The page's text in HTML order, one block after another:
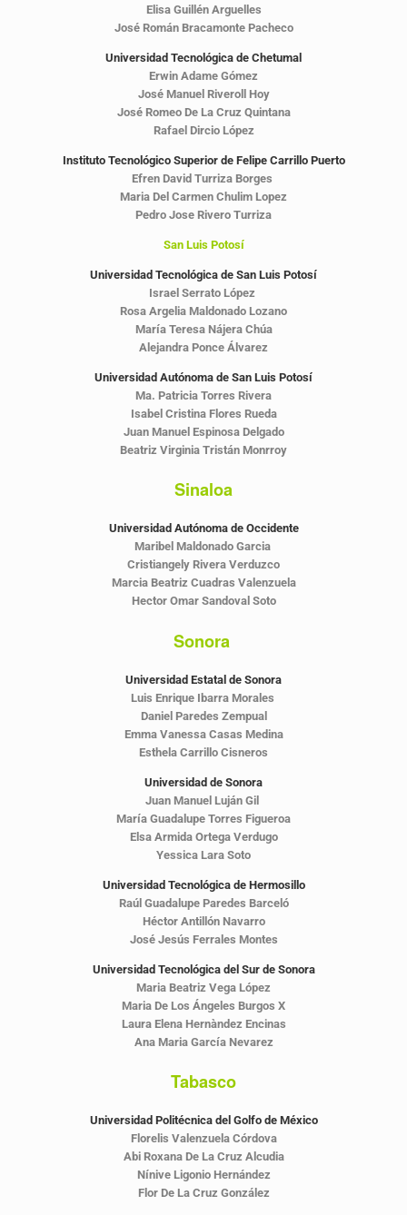
Elisa Guillén Arguelles
José Román Bracamonte Pacheco
Universidad Tecnológica de Chetumal
Erwin Adame Gómez
José Manuel Riveroll Hoy
José Romeo De La Cruz Quintana
Rafael Dircio López
Instituto Tecnológico Superior de Felipe Carrillo Puerto
Efren David Turriza Borges
Maria Del Carmen Chulim Lopez
Pedro Jose Rivero Turriza
San Luis Potosí
Universidad Tecnológica de San Luis Potosí
Israel Serrato López
Rosa Argelia Maldonado Lozano
María Teresa Nájera Chúa
Alejandra Ponce Álvarez
Universidad Autónoma de San Luis Potosí
Ma. Patricia Torres Rivera
Isabel Cristina Flores Rueda
Juan Manuel Espinosa Delgado
Beatriz Virginia Tristán Monrroy
Sinaloa
Universidad Autónoma de Occidente
Maribel Maldonado Garcia
Cristiangely Rivera Verduzco
Marcia Beatriz Cuadras Valenzuela
Hector Omar Sandoval Soto
Sonora
Universidad Estatal de Sonora
Luis Enrique Ibarra Morales
Daniel Paredes Zempual
Emma Vanessa Casas Medina
Esthela Carrillo Cisneros
Universidad de Sonora
Juan Manuel Luján Gil
María Guadalupe Torres Figueroa
Elsa Armida Ortega Verdugo
Yessica Lara Soto
Universidad Tecnológica de Hermosillo
Raúl Guadalupe Paredes Barceló
Héctor Antillón Navarro
José Jesús Ferrales Montes
Universidad Tecnológica del Sur de Sonora
Maria Beatriz Vega López
Maria De Los Ángeles Burgos X
Laura Elena Hernàndez Encinas
Ana Maria García Nevarez
Tabasco
Universidad Politécnica del Golfo de México
Florelis Valenzuela Córdova
Abi Roxana De La Cruz Alcudia
Nínive Ligonio Hernández
Flor De La Cruz González